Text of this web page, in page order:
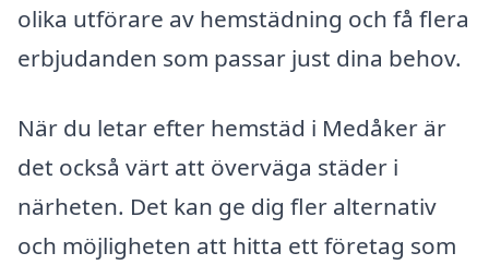
olika utförare av hemstädning och få flera
erbjudanden som passar just dina behov.
När du letar efter hemstäd i Medåker är
det också värt att överväga städer i
närheten. Det kan ge dig fler alternativ
och möjligheten att hitta ett företag som